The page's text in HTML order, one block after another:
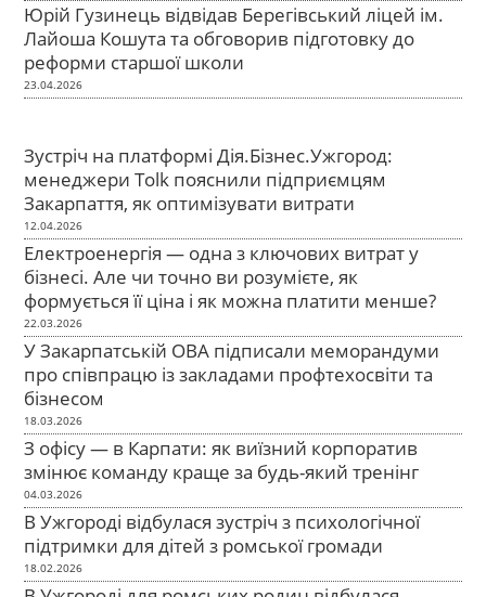
Юрій Гузинець відвідав Берегівський ліцей ім.
Лайоша Кошута та обговорив підготовку до
реформи старшої школи
23.04.2026
Зустріч на платформі Дія.Бізнес.Ужгород:
менеджери Tolk пояснили підприємцям
Закарпаття, як оптимізувати витрати
12.04.2026
Електроенергія — одна з ключових витрат у
бізнесі. Але чи точно ви розумієте, як
формується її ціна і як можна платити менше?
22.03.2026
У Закарпатській ОВА підписали меморандуми
про співпрацю із закладами профтехосвіти та
бізнесом
18.03.2026
З офісу — в Карпати: як виїзний корпоратив
змінює команду краще за будь-який тренінг
04.03.2026
В Ужгороді відбулася зустріч з психологічної
підтримки для дітей з ромської громади
18.02.2026